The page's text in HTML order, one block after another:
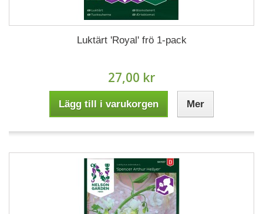
Luktärt 'Royal' frö 1-pack
27,00 kr
Lägg till i varukorgen Mer